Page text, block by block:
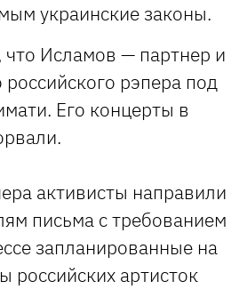
украинские законы.
что Исламов — партнер и
российского рэпера под
Его концерты в
активисты направили
письма с требованием
запланированные на
российских артисток